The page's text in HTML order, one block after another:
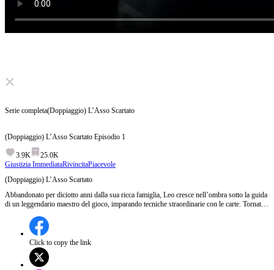
Click to unmute
Serie completa(Doppiaggio) L’Asso Scartato
(Doppiaggio) L’Asso Scartato Episodio 1
3.9K
25.0K
Giustizia ImmediataRivincitaPiacevole
(Doppiaggio) L’Asso Scartato
Abbandonato per diciotto anni dalla sua ricca famiglia, Leo cresce nell’ombra sotto la guida
di un leggendario maestro del gioco, imparando tecniche straordinarie con le carte. Tornato
sfida mortale. Disprezzato e sottovalutato, ribalta la situazione con abilità sorprendenti,
passando da emarginato a protettore della famiglia e diventando il nuovo re del gioco in
Nord America.Click to copy the link